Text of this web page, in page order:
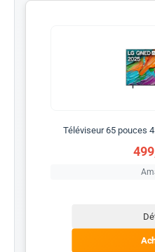
Téléviseur 65 pouces